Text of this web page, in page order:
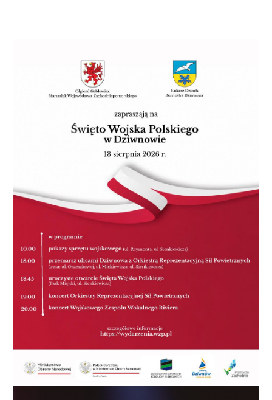
(wszyscy Samuraj); do 38 kg – II miejsce Krzysztof
Magdziński (Samuraj), VII miejsce Filip Hok (TORI), IX
Igor Przeor i Michał Mielniczek (obaj Gwardia); do 46
kg – II miejsce Hubert Gąska (Gwardia), III miejsce
Dawid Kamys i Borys Szczykutowicz, V miejsce
Kacper Perzyński (wszyscy Samuraj), VII miejsce Filip
Struś (Gwardia); do 50 kg – I miejsce Konrad
Cyrankowski (Gwardia), III miejsce Bartosz Leszcz, V
miejsce Fabian Bąk i Jakub Kotecki (wszyscy
Samuraj); do 55 kg – V miejsce Hubert Bączkowski
(Gwardia), do 60 kg – I miejsce Wojciech Szulc, V
miejsce Robert Miszczyków (obaj Gwardia); do + 60
kg – II miejsce Szymon Łastowski (Gwardia).
Dziewczęta, rocznik 2000 – 2001 Młodziczki
Kategoria wagowa do 36 kg – I miejsce Paulina Berda
(Samuraj); do 40 kg – I miejsce Julia Koślak (Samuraj);
do 44 kg – I miejsce Anika Łozińska, II miejsce Julia
(wszystkie Samuraj); do 48 kg – I miejsce Natalia
Czerniecka (Samuraj); do 63 kg – I miejsce Patrycja